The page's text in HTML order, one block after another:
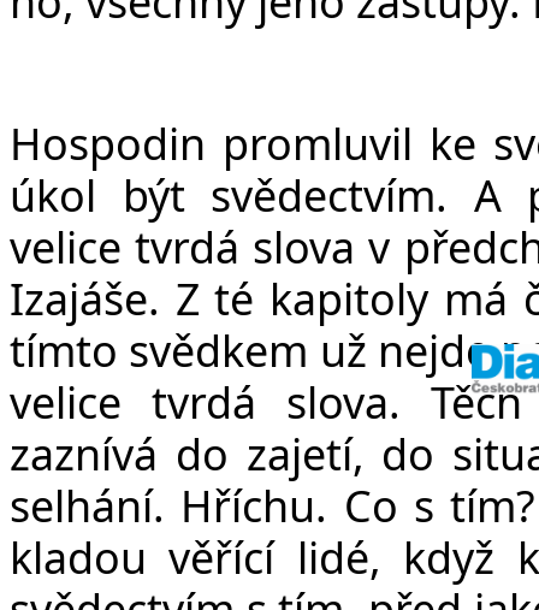
Hospodin promluvil ke
úkol být svědectvím. A
velice tvrdá slova v
Izajáše. Z té kapitoly má
tímto svědkem už nejde
velice tvrdá slova.
zaznívá do zajetí, do
selhání. Hříchu. Co s
kladou věřící lidé, když